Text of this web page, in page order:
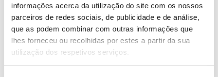
informações acerca da utilização do site com os nossos
parceiros de redes sociais, de publicidade e de análise,
que as podem combinar com outras informações que
lhes forneceu ou recolhidas por estes a partir da sua
utilização dos respetivos serviços.
que ocorrem na rizosfera.